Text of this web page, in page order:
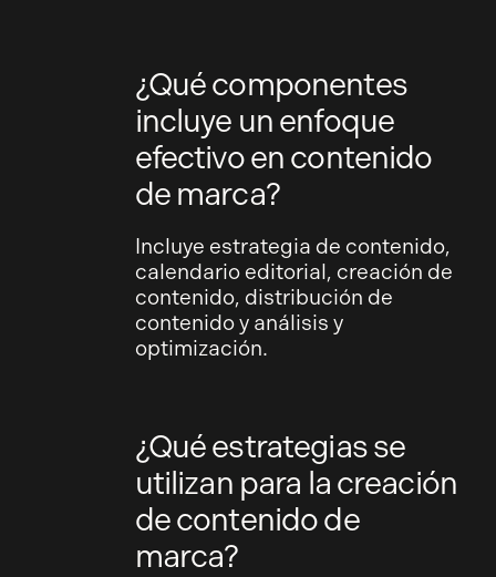
¿Qué componentes
incluye un enfoque
efectivo en contenido
de marca?
Incluye estrategia de contenido,
calendario editorial, creación de
contenido, distribución de
contenido y análisis y
optimización.
¿Qué estrategias se
utilizan para la creación
de contenido de
marca?